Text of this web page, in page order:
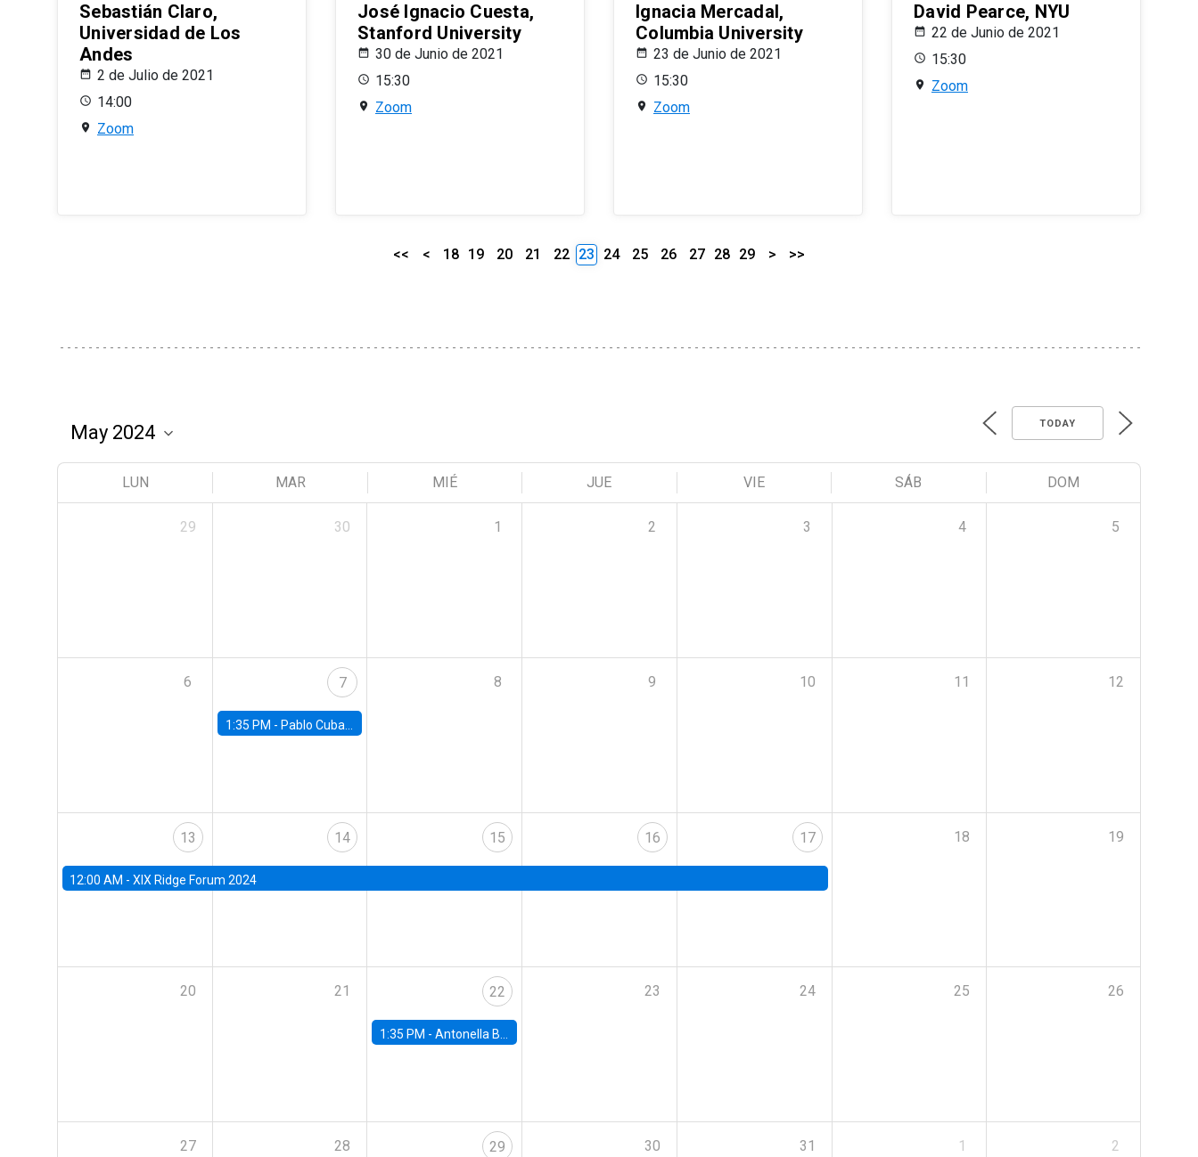
Sebastián Claro,
Universidad de Los
Andes
2 de Julio de 2021
14:00
Zoom
José Ignacio Cuesta,
Stanford University
30 de Junio de 2021
15:30
Zoom
Ignacia Mercadal,
Columbia University
23 de Junio de 2021
15:30
Zoom
David Pearce, NYU
22 de Junio de 2021
15:30
Zoom
<< < 18 19 20 21 22 23 24 25 26 27 28 29 > >>
TODAY
LUN MAR MIÉ JUE VIE SÁB DOM
29 30 1 2 3 4 5
6 7
1:35 PM - Pablo Cuba, FED Board
8 9 10 11 12
13
12:00 AM - XIX Ridge Forum 2024
14 15 16 17 18 19
20 21 22
1:35 PM -Antonella Bancalari, Institute for Fiscal Studies (IFS) and Research Associate at University College London (UCL)
23 24 25 26
27 28 29 30 31 1 2